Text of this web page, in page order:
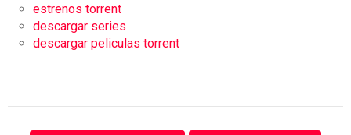
estrenos torrent
descargar series
descargar peliculas torrent